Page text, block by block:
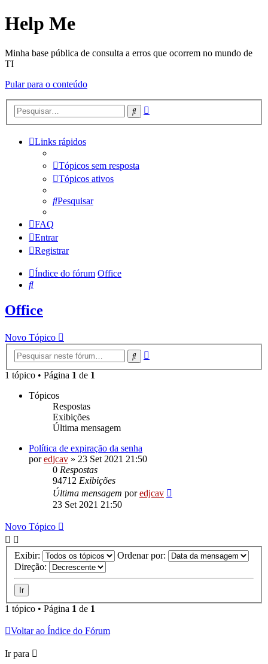
Help Me
Minha base pública de consulta a erros que ocorrem no mundo de
TI
Pular para o conteúdo
Pesquisar
Links rápidos
Tópicos sem resposta
Tópicos ativos
Pesquisar
FAQ
Entrar
Registrar
Índice do fórum Office
Pesquisar
Office
Novo Tópico
Pesquisar
1 tópico • Página 1 de 1
Tópicos
Respostas
Exibições
Última mensagem
Política de expiração da senha
poredjcav » 23 Set 2021 21:50
0 Respostas
94712 Exibições
Última mensagem poredjcav
23 Set 2021 21:50
Novo Tópico
Exibir:
Ordenar por:
Direção:
1 tópico • Página 1 de 1
Voltar ao Índice do Fórum
Ir para